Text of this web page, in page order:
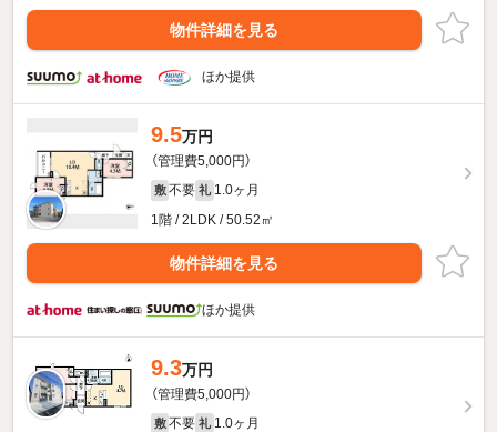
物件詳細を見る
ほか提供
9.5万円
（管理費5,000円）
敷 不要 礼 1.0ヶ月
1階 / 2LDK / 50.52㎡
物件詳細を見る
ほか提供
9.3万円
（管理費5,000円）
敷 不要 礼 1.0ヶ月